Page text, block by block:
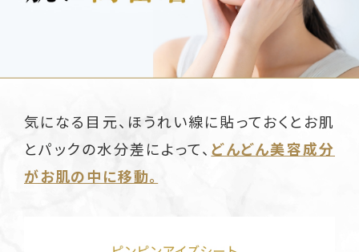
気になる目元、ほうれい線に貼っておくとお肌
とパックの水分差によって、 どんどん美容成分
がお肌の中に移動。